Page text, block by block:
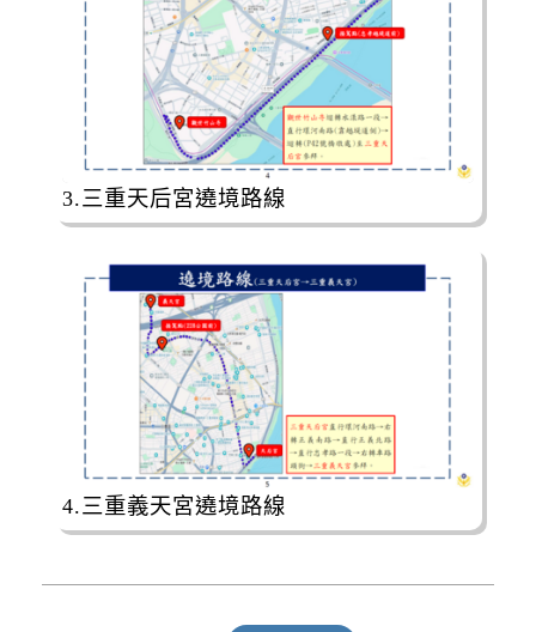
3.三重天后宮遶境路線
4.三重義天宮遶境路線